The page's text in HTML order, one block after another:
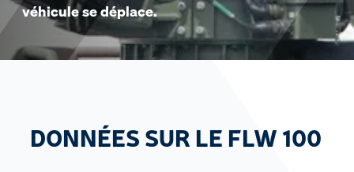
véhicule se déplace.
DONNÉES SUR LE FLW 100